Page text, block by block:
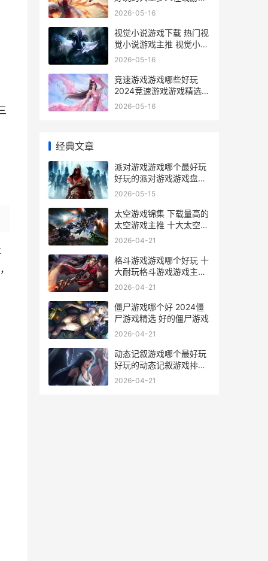
精选 大型多人在线游戏天
2026-05-16
视觉小说游戏下载 热门视
觉小说游戏主推 视觉小说
游戏下载
2026-05-16
竞速游戏游戏哪些好玩
2024竞速游戏游戏精选
竞速游戏游戏哪个好玩
2026-05-16
经典文章
派对游戏游戏哪个最好玩
好玩的派对游戏游戏盘点
派对上玩的游戏
2026-05-15
太空游戏锦集 下载量高的
太空游戏主推 十大太空游
戏
2026-04-21
格斗游戏游戏哪个好玩 十
大耐玩格斗游戏游戏主推
格斗游戏盘点
2026-04-21
僵尸游戏哪个好 2024僵
尸游戏精选 好的僵尸游戏
2026-04-21
动态记叙游戏哪个最好玩
好玩的动态记叙游戏排行
榜前10 动态游戏素材
2026-04-21